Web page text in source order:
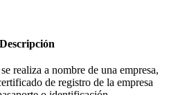
Descripción
realiza a nombre de una empresa,
de registro de la empresa